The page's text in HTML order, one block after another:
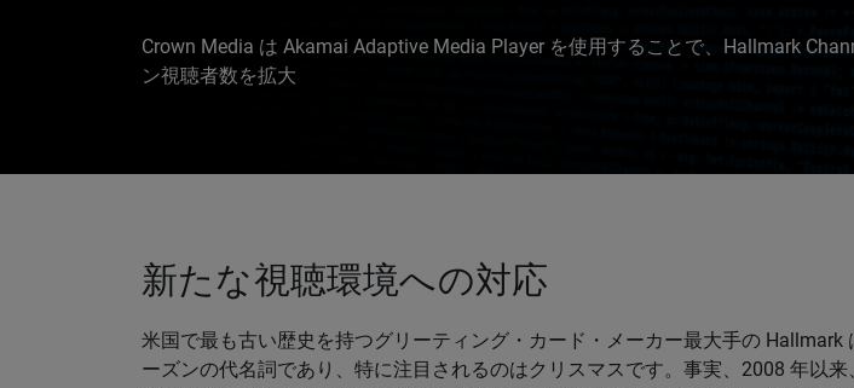
Crown Media は Akamai Adaptive Media Player を使用することで、Hallmark
ン視聴者数を拡大
新たな視聴環境への対応
米国で最も古い歴史を持つグリーティング・カード・メーカー最大手の Hallmark
ーズンの代名詞であり、特に注目されるのはクリスマスです。事実、2008 年以